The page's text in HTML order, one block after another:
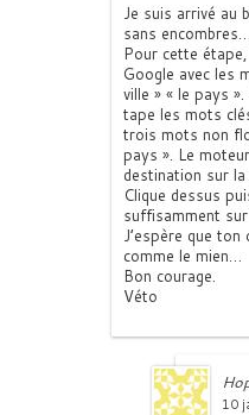
Je suis arrivé au
sans encombres…
Pour cette
Google avec les
ville » « le pays
tape les mots
trois mots non
pays ». Le
destination sur la
Clique dessus
suffisamment sur
J’espère que
comme le mien…
Bon courage.
Véto
10